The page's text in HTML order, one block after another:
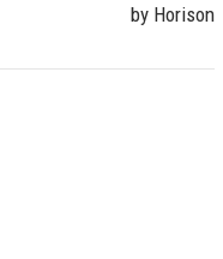
by Horison